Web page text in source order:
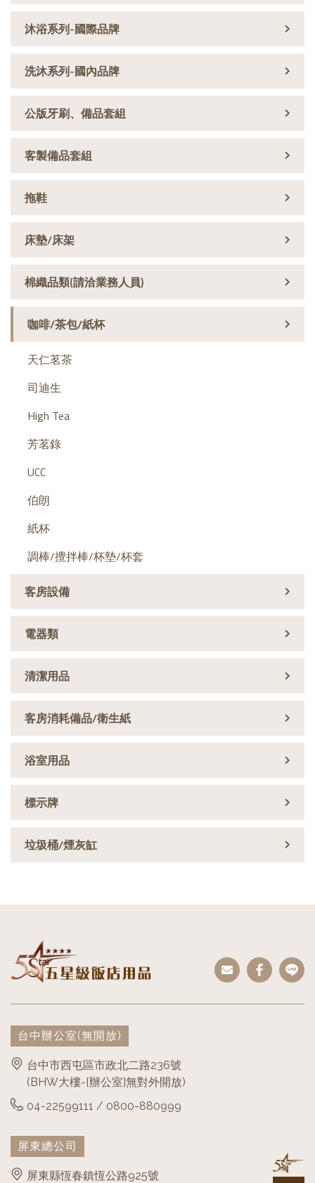
沐浴系列-國際品牌
洗沐系列-國內品牌
公版牙刷、備品套組
客製備品套組
拖鞋
床墊/床架
棉織品類(請洽業務人員)
咖啡/茶包/紙杯
天仁茗茶
司迪生
High Tea
芳茗錄
UCC
伯朗
紙杯
調棒/攪拌棒/杯墊/杯套
客房設備
電器類
清潔用品
客房消耗備品/衛生紙
浴室用品
標示牌
垃圾桶/煙灰缸
台中辦公室(無開放)
台中市西屯區市政北二路236號
(BHW大樓-[辦公室]無對外開放)
04-22599111 / 0800-880999
屏東總公司
屏東縣恆春鎮恆公路925號